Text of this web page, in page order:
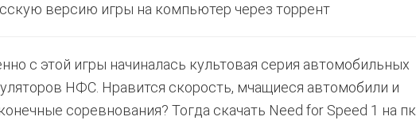
версию игры на компьютер через торрент
с этой игры начиналась культовая серия автомобильных
НФС. Нравится скорость, мчащиеся автомобили и
соревнования? Тогда скачать Need for Speed 1 на пк